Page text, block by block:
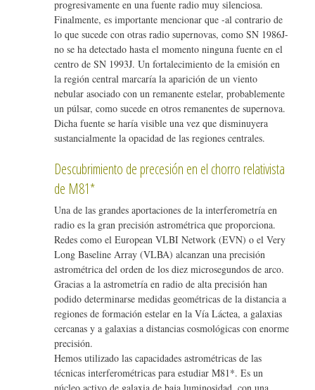
progresivamente en una fuente radio muy silenciosa.
Finalmente, es importante mencionar que -al contrario de
lo que sucede con otras radio supernovas, como SN 1986J-
no se ha detectado hasta el momento ninguna fuente en el
centro de SN 1993J. Un fortalecimiento de la emisión en
la región central marcaría la aparición de un viento
nebular asociado con un remanente estelar, probablemente
un púlsar, como sucede en otros remanentes de supernova.
Dicha fuente se haría visible una vez que disminuyera
sustancialmente la opacidad de las regiones centrales.
Descubrimiento de precesión en el chorro relativista
de M81*
Una de las grandes aportaciones de la interferometría en
radio es la gran precisión astrométrica que proporciona.
Redes como el European VLBI Network (EVN) o el Very
Long Baseline Array (VLBA) alcanzan una precisión
astrométrica del orden de los diez microsegundos de arco.
Gracias a la astrometría en radio de alta precisión han
podido determinarse medidas geométricas de la distancia a
regiones de formación estelar en la Vía Láctea, a galaxias
cercanas y a galaxias a distancias cosmológicas con enorme
precisión.
Hemos utilizado las capacidades astrométricas de las
técnicas interferométricas para estudiar M81*. Es un